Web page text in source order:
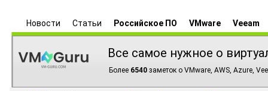
Новости Статьи Российское ПО VMware Veeam
Все самое нужное о
Более 6540 заметок о VMware, AWS, Azure,